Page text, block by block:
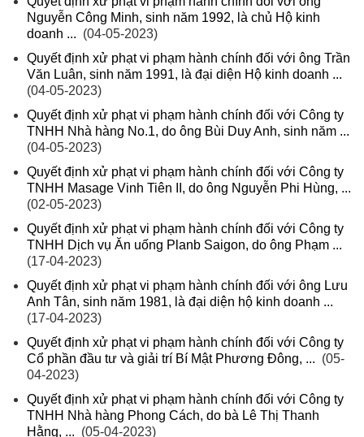
Nguyễn Công Minh, sinh năm 1992, là chủ Hộ kinh
doanh ... (04-05-2023)
Quyết định xử phạt vi phạm hành chính đối với ông Trần
Văn Luân, sinh năm 1991, là đại diện Hộ kinh doanh ...
(04-05-2023)
Quyết định xử phạt vi phạm hành chính đối với Công ty
TNHH Nhà hàng No.1, do ông Bùi Duy Anh, sinh năm ...
(04-05-2023)
Quyết định xử phạt vi phạm hành chính đối với Công ty
TNHH Masage Vinh Tiên II, do ông Nguyễn Phi Hùng, ...
(02-05-2023)
Quyết định xử phạt vi phạm hành chính đối với Công ty
TNHH Dịch vụ Ăn uống Planb Saigon, do ông Phạm ...
(17-04-2023)
Quyết định xử phạt vi phạm hành chính đối với ông Lưu
Anh Tân, sinh năm 1981, là đại diện hộ kinh doanh ...
(17-04-2023)
Quyết định xử phạt vi phạm hành chính đối với Công ty
Cổ phần đầu tư và giải trí Bí Mật Phương Đông, ... (05-
04-2023)
Quyết định xử phạt vi phạm hành chính đối với Công ty
TNHH Nhà hàng Phong Cách, do bà Lê Thị Thanh
Hằng, ... (05-04-2023)